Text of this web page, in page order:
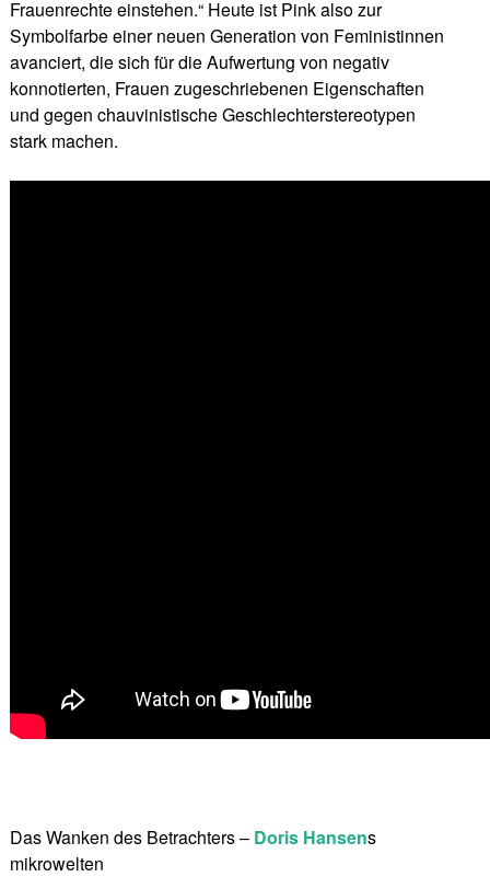
Frauenrechte einstehen.“ Heute ist Pink also zur
Symbolfarbe einer neuen Generation von Feministinnen
avanciert, die sich für die Aufwertung von negativ
konnotierten, Frauen zugeschriebenen Eigenschaften
und gegen chauvinistische Geschlechterstereotypen
stark machen.
Das Wanken des Betrachters – Doris Hansens
mikrowelten